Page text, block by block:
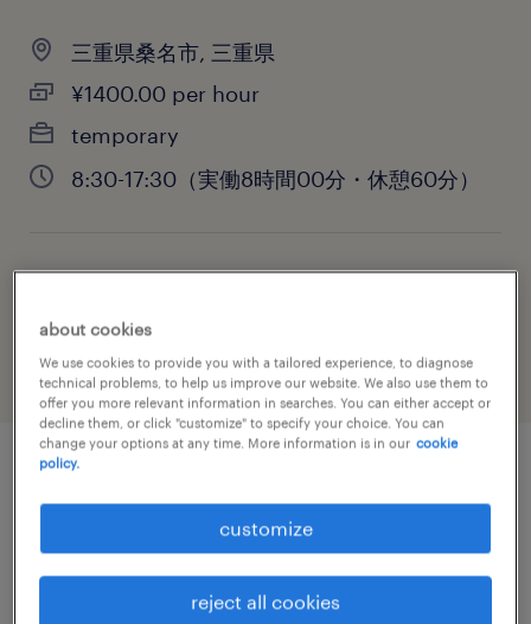
三重県桑名市, 三重県
¥1400.00 per hour
temporary
8:30-17:30（実働8時間00分・休憩60分）
warehousing & distribution
job details
職種
フォークリフト、倉庫管理、入出荷
about cookies
We use cookies to provide you with a tailored experience, to diagnose
technical problems, to help us improve our website. We also use them to
offer you more relevant information in searches. You can either accept or
decline them, or click "customize" to specify your choice. You can
change your options at any time. More information is in our cookie
policy.
customize
reject all cookies